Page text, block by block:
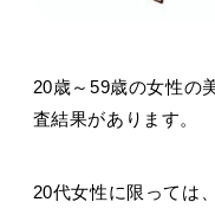
20歳～59歳の女性の
査結果があります。
20代女性に限っては